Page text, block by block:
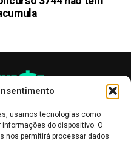
usamos tecnologias como
do dispositivo. O
nos permitirá processar dados
nãoconstitui
nem recomendação
informados